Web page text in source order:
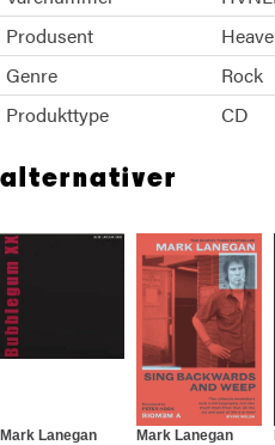
Produsent
Genre
Rock
Produkttype
CD
alternativer
Mark Lanegan
Mark Lanegan